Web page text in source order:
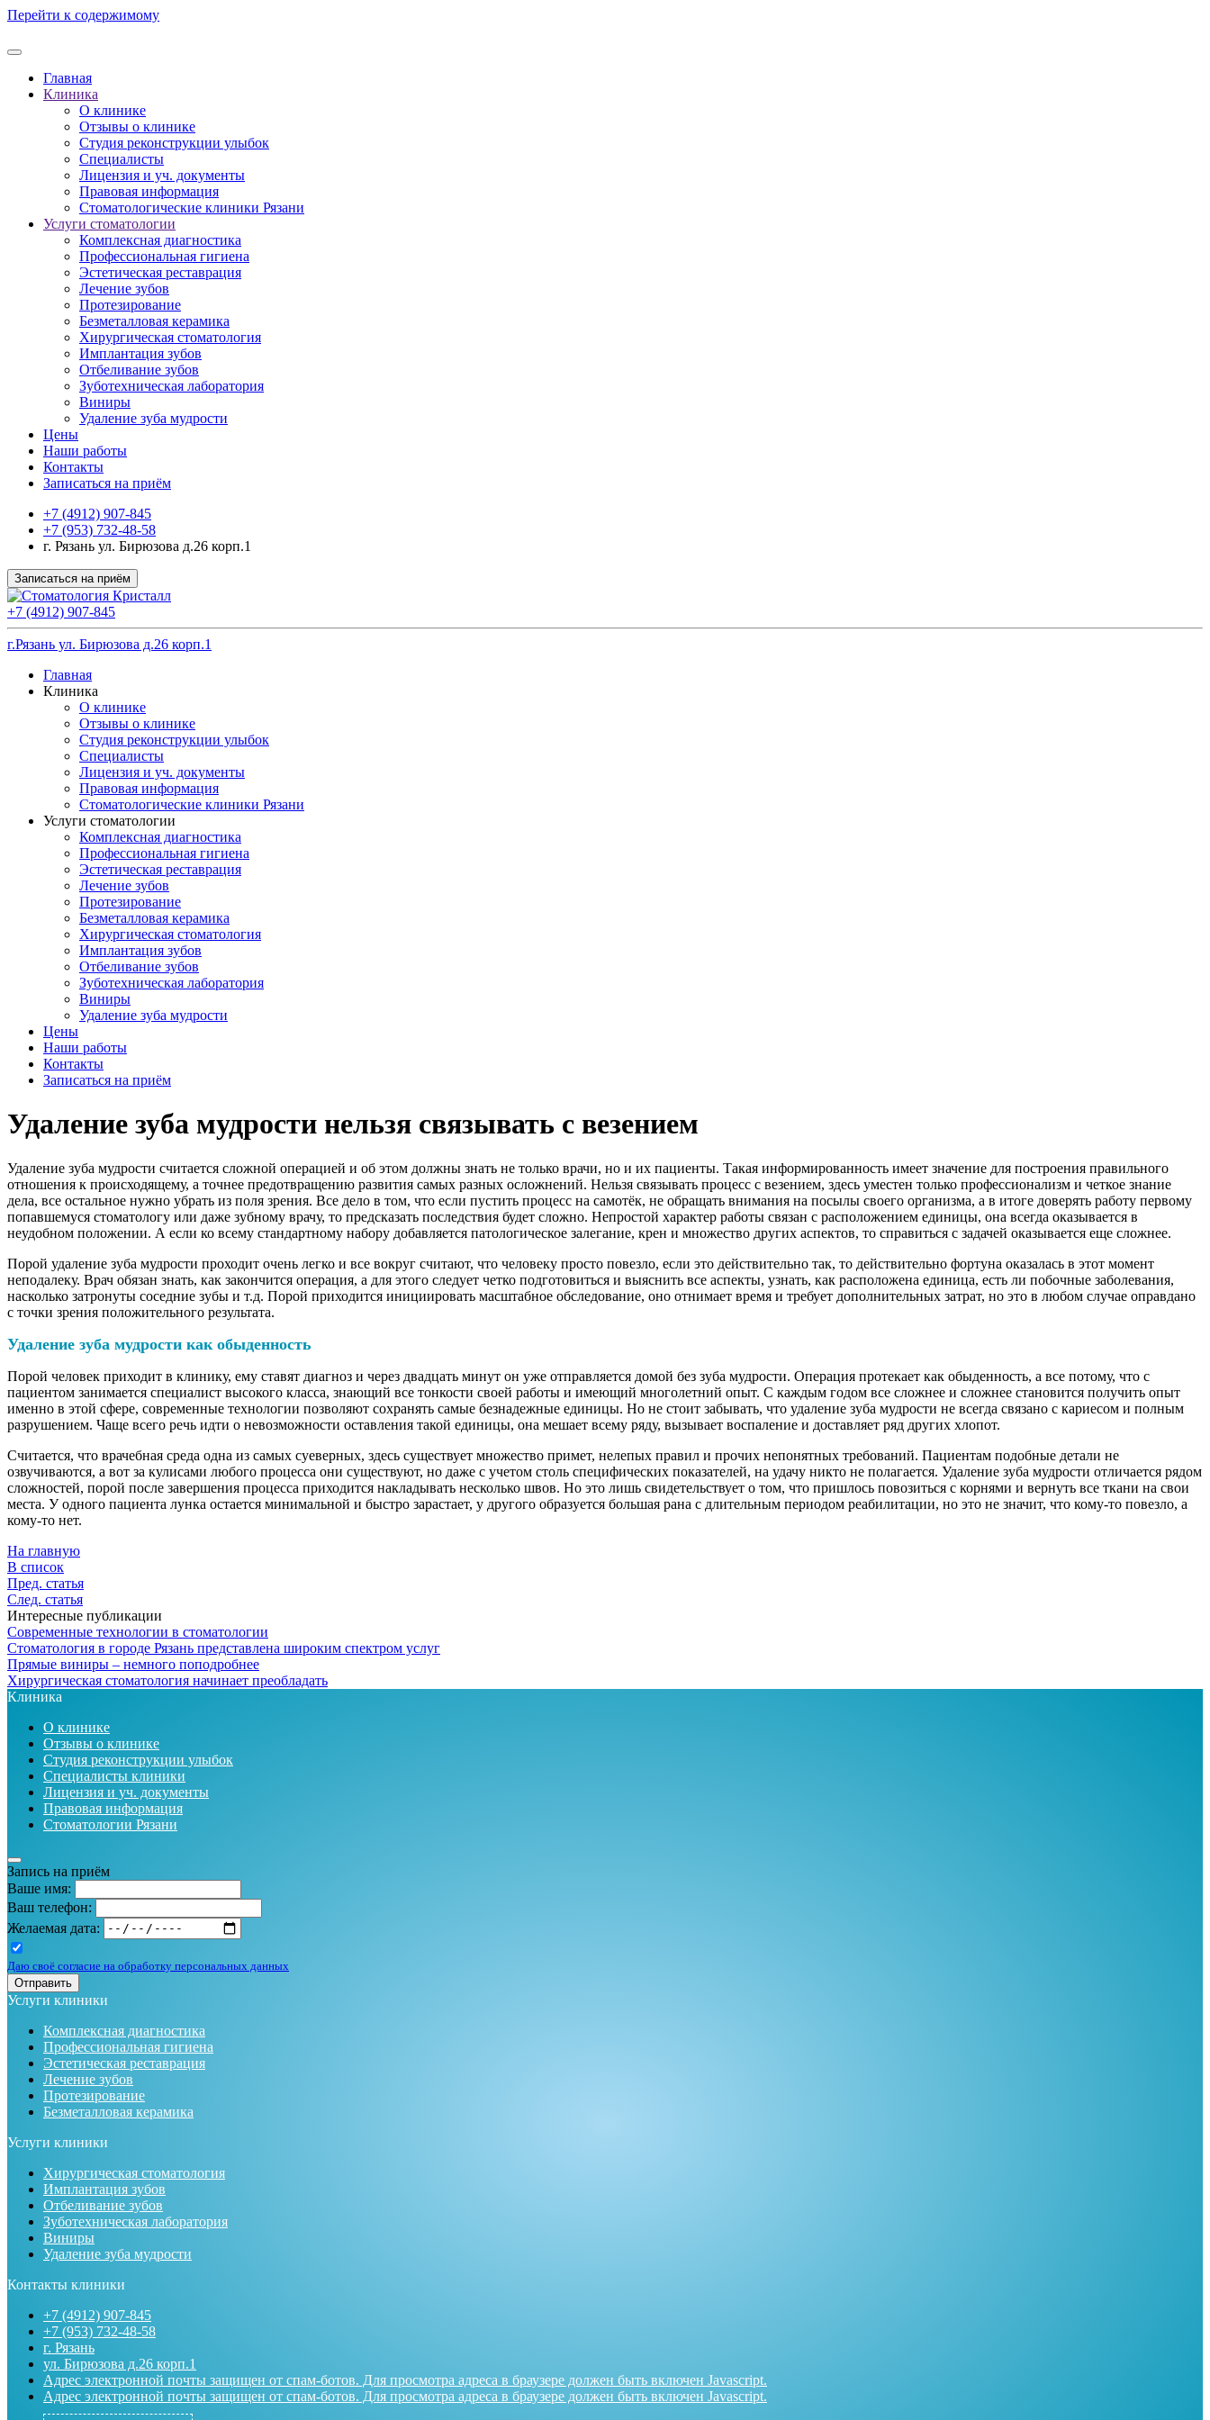
Перейти к содержимому
Главная
Клиника
О клинике
Отзывы о клинике
Студия реконструкции улыбок
Специалисты
Лицензия и уч. документы
Правовая информация
Стоматологические клиники Рязани
Услуги стоматологии
Комплексная диагностика
Профессиональная гигиена
Эстетическая реставрация
Лечение зубов
Протезирование
Безметалловая керамика
Хирургическая стоматология
Имплантация зубов
Отбеливание зубов
Зуботехническая лаборатория
Виниры
Удаление зуба мудрости
Цены
Наши работы
Контакты
Записаться на приём
+7 (4912) 907-845
+7 (953) 732-48-58
г. Рязань ул. Бирюзова д.26 корп.1
Записаться на приём
+7 (4912) 907-845
г.Рязань ул. Бирюзова д.26 корп.1
Главная
Клиника
О клинике
Отзывы о клинике
Студия реконструкции улыбок
Специалисты
Лицензия и уч. документы
Правовая информация
Стоматологические клиники Рязани
Услуги стоматологии
Комплексная диагностика
Профессиональная гигиена
Эстетическая реставрация
Лечение зубов
Протезирование
Безметалловая керамика
Хирургическая стоматология
Имплантация зубов
Отбеливание зубов
Зуботехническая лаборатория
Виниры
Удаление зуба мудрости
Цены
Наши работы
Контакты
Записаться на приём
Удаление зуба мудрости нельзя связывать с везением
Удаление зуба мудрости считается сложной операцией и об этом должны знать не только врачи, но и их пациенты. Такая информированность имеет значение для построения правильного
отношения к происходящему, а точнее предотвращению развития самых разных осложнений. Нельзя связывать процесс с везением, здесь уместен только профессионализм и четкое знание
дела, все остальное нужно убрать из поля зрения. Все дело в том, что если пустить процесс на самотёк, не обращать внимания на посылы своего организма, а в итоге доверять работу первому
попавшемуся стоматологу или даже зубному врачу, то предсказать последствия будет сложно. Непростой характер работы связан с расположением единицы, она всегда оказывается в
неудобном положении. А если ко всему стандартному набору добавляется патологическое залегание, крен и множество других аспектов, то справиться с задачей оказывается еще сложнее.
Порой удаление зуба мудрости проходит очень легко и все вокруг считают, что человеку просто повезло, если это действительно так, то действительно фортуна оказалась в этот момент
неподалеку. Врач обязан знать, как закончится операция, а для этого следует четко подготовиться и выяснить все аспекты, узнать, как расположена единица, есть ли побочные заболевания,
насколько затронуты соседние зубы и т.д. Порой приходится инициировать масштабное обследование, оно отнимает время и требует дополнительных затрат, но это в любом случае оправдано
с точки зрения положительного результата.
Удаление зуба мудрости как обыденность
Порой человек приходит в клинику, ему ставят диагноз и через двадцать минут он уже отправляется домой без зуба мудрости. Операция протекает как обыденность, а все потому, что с
пациентом занимается специалист высокого класса, знающий все тонкости своей работы и имеющий многолетний опыт. С каждым годом все сложнее и сложнее становится получить опыт
именно в этой сфере, современные технологии позволяют сохранять самые безнадежные единицы. Но не стоит забывать, что удаление зуба мудрости не всегда связано с кариесом и полным
разрушением. Чаще всего речь идти о невозможности оставления такой единицы, она мешает всему ряду, вызывает воспаление и доставляет ряд других хлопот.
Считается, что врачебная среда одна из самых суеверных, здесь существует множество примет, нелепых правил и прочих непонятных требований. Пациентам подобные детали не
озвучиваются, а вот за кулисами любого процесса они существуют, но даже с учетом столь специфических показателей, на удачу никто не полагается. Удаление зуба мудрости отличается рядом
сложностей, порой после завершения процесса приходится накладывать несколько швов. Но это лишь свидетельствует о том, что пришлось повозиться с корнями и вернуть все ткани на свои
места. У одного пациента лунка остается минимальной и быстро зарастает, у другого образуется большая рана с длительным периодом реабилитации, но это не значит, что кому-то повезло, а
кому-то нет.
На главную
В список
Пред. статья
След. статья
Интересные публикации
Современные технологии в стоматологии
Стоматология в городе Рязань представлена широким спектром услуг
Прямые виниры – немного поподробнее
Хирургическая стоматология начинает преобладать
Клиника
О клинике
Отзывы о клинике
Студия реконструкции улыбок
Специалисты клиники
Лицензия и уч. документы
Правовая информация
Стоматологии Рязани
Запись на приём
Ваше имя:
Ваш телефон:
Желаемая дата:
Даю своё согласие на обработку персональных данных
Отправить
Услуги клиники
Комплексная диагностика
Профессиональная гигиена
Эстетическая реставрация
Лечение зубов
Протезирование
Безметалловая керамика
Услуги клиники
Хирургическая стоматология
Имплантация зубов
Отбеливание зубов
Зуботехническая лаборатория
Виниры
Удаление зуба мудрости
Контакты клиники
+7 (4912) 907-845
+7 (953) 732-48-58
г. Рязань
ул. Бирюзова д.26 корп.1
Адрес электронной почты защищен от спам-ботов. Для просмотра адреса в браузере должен быть включен Javascript.
Адрес электронной почты защищен от спам-ботов. Для просмотра адреса в браузере должен быть включен Javascript.